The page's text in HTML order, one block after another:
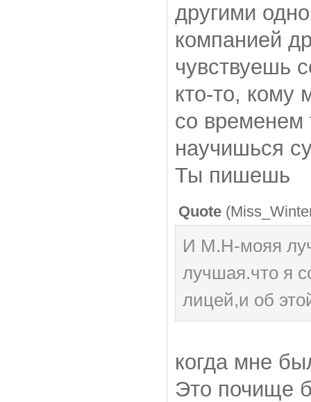
другими
компанией
чувствуешь
кто-то, кому
со временем
научишься
Ты пишешь
Quote (
И М.Н-мояя
лучшая.что я
лицей,и об
когда мне
Это почище